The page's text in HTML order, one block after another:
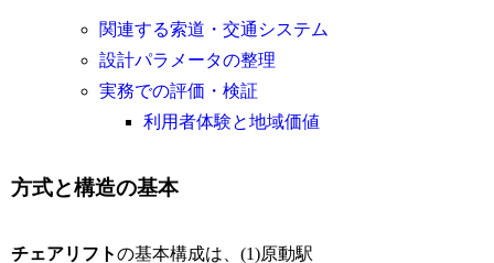
関連する索道・交通システム
設計パラメータの整理
実務での評価・検証
利用者体験と地域価値
方式と構造の基本
チェアリフトの基本構成は、(1)原動駅